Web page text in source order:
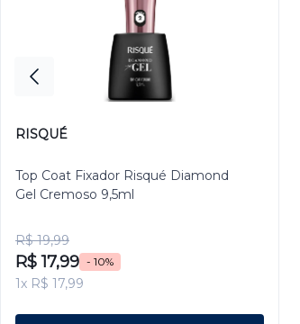
RISQUÉ
Top Coat Fixador Risqué Diamond
Gel Cremoso 9,5ml
R$ 19,99
R$ 17,99 - 10%
1x R$ 17,99